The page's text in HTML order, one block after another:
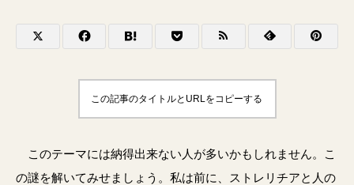
この記事のタイトルとURLをコピーする
このテーマには納得出来ない人が多いかもしれません。こ
の謎を解いてみせましょう。私は前に、ストレリチアと人の